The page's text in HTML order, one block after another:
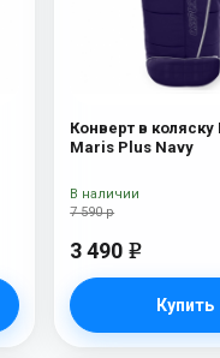
Конверт в коляску
Maris Plus Navy
7 590 р
3 490 e
Купить
В наличии